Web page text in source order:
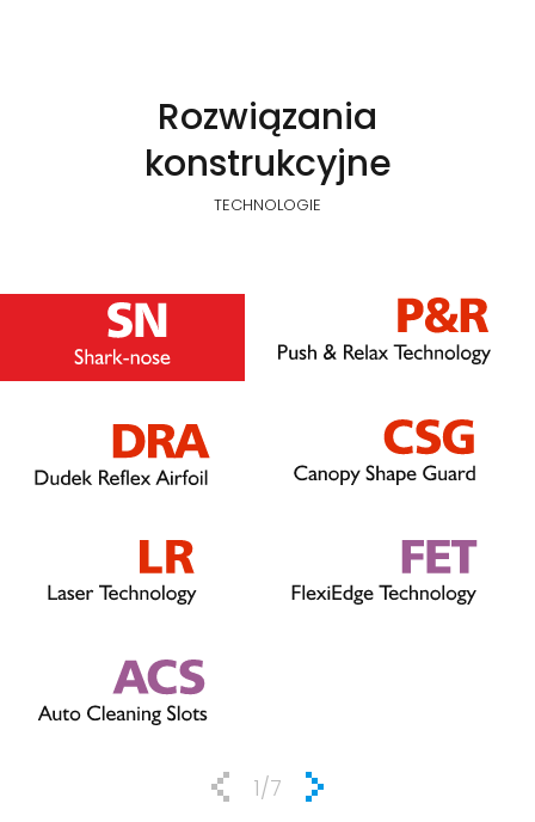
Rozwiązania
konstrukcyjne
TECHNOLOGIE
1/7